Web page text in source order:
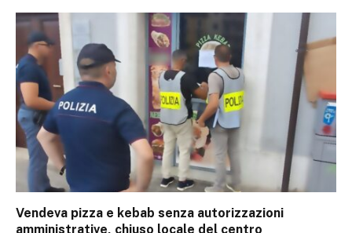
Vendeva pizza e kebab senza autorizzazioni
amministrative, chiuso locale del centro